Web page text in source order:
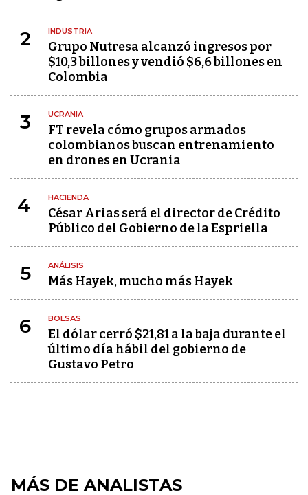
2 INDUSTRIA
Grupo Nutresa alcanzó ingresos por
$10,3 billones y vendió $6,6 billones en
Colombia
3 UCRANIA
FT revela cómo grupos armados
colombianos buscan entrenamiento
en drones en Ucrania
4 HACIENDA
César Arias será el director de Crédito
Público del Gobierno de la Espriella
5 ANÁLISIS
Más Hayek, mucho más Hayek
6 BOLSAS
El dólar cerró $21,81 a la baja durante el
último día hábil del gobierno de
Gustavo Petro
MÁS DE ANALISTAS